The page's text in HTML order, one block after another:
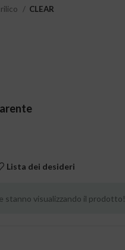
CLEAR
Lista dei desideri
stanno visualizzando il prodotto!